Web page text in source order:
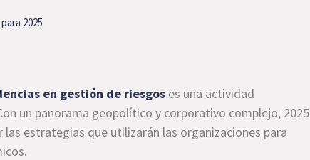
2025
en gestión de riesgos es una actividad
un panorama geopolítico y corporativo complejo, 2025
estrategias que utilizarán las organizaciones para